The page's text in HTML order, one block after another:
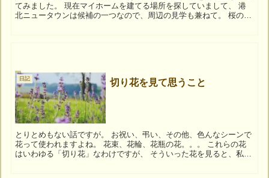
てみました。 現在マイホームを建てる場所を探していまして、 港
北ニュータウンは候補の一つなので、周辺の見学も兼ねて。 桜の写
日記 切り花を見て思うこと
とりとめもない話ですが。 お祝い、弔い、その他、色んなシーンで
花って使われますよね。 花束、花輪、花瓶の花。。。 これらの花
はいわゆる「切り花」なわけですが、 そういった花を見ると、私は